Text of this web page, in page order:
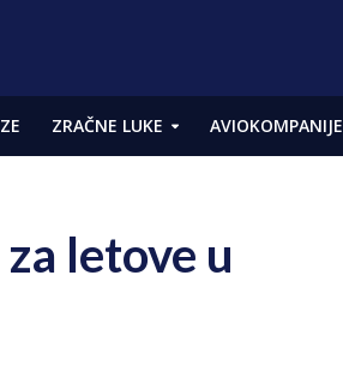
ZRAČNE LUKE AVIOKOMPANIJE
letove u